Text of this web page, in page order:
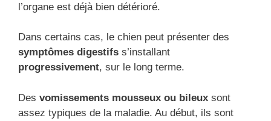
l’organe est déjà bien détérioré.
Dans certains cas, le chien peut présenter des
symptômes digestifs s’installant
progressivement, sur le long terme.
Des vomissements mousseux ou bileux sont
assez typiques de la maladie. Au début, ils sont